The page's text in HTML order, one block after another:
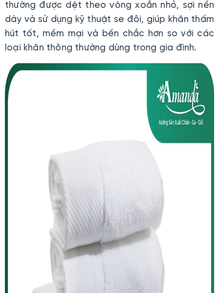
thường được dệt theo vòng xoắn nhỏ, sợi nền
dày và sử dụng kỹ thuật se đôi, giúp khăn thấm
hút tốt, mềm mại và bền chắc hơn so với các
loại khăn thông thường dùng trong gia đình.